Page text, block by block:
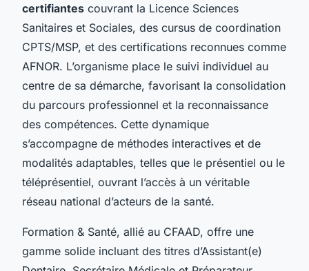
certifiantes couvrant la Licence Sciences
Sanitaires et Sociales, des cursus de coordination
CPTS/MSP, et des certifications reconnues comme
AFNOR. L’organisme place le suivi individuel au
centre de sa démarche, favorisant la consolidation
du parcours professionnel et la reconnaissance
des compétences. Cette dynamique
s’accompagne de méthodes interactives et de
modalités adaptables, telles que le présentiel ou le
téléprésentiel, ouvrant l’accès à un véritable
réseau national d’acteurs de la santé.
Formation & Santé, allié au CFAAD, offre une
gamme solide incluant des titres d’Assistant(e)